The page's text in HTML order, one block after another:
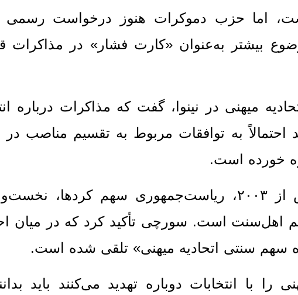
اما حزب دموکرات هنوز درخواست رسمی
بیشتر به‌عنوان «کارت فشار» در مذاکرات
میهنی در نینوا، گفت که مذاکرات درباره
احتمالاً به توافقات مربوط به تقسیم مناصب در
طبق نظام سهمیه‌بندی قدرت پس از ۲۰۰۳، ریاست‌جمهوری سهم کردها،
اهل‌سنت است. سورچی تأکید کرد که در میان
سهم سنتی اتحادیه میهنی» تلقی شده است.
را با انتخابات دوباره تهدید می‌کنند باید